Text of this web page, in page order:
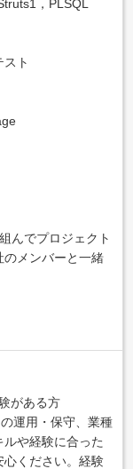
，PLSQL
ト
んでプロジェクト
のメンバーと一緒
がある方
運用・保守、業種
や経験に合った
心ください。経験